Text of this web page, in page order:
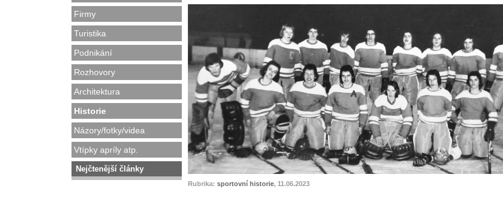
Firmy
Turistika
Podnikání
Rozhovory
Architektura
Historie
Názory/fotky/videa
Vtípky apríly atp.
Nejčtenější články
Rubrika: sportovní historie, 11.06.2023